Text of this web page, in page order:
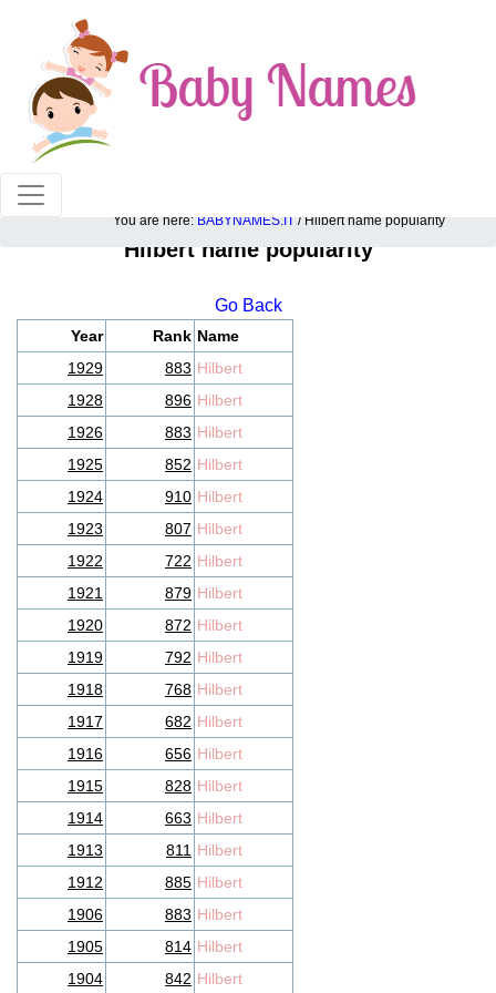
100% American popular baby names!
You are here: BABYNAMES.IT / Hilbert name popularity
Hilbert name popularity
Go Back
Year Rank Name
1929
883 Hilbert
1928
896 Hilbert
1926
883 Hilbert
1925
852 Hilbert
1924
910 Hilbert
1923
807 Hilbert
1922
722 Hilbert
1921
879 Hilbert
1920
872 Hilbert
1919
792 Hilbert
1918
768 Hilbert
1917
682 Hilbert
1916
656 Hilbert
1915
828 Hilbert
1914
663 Hilbert
1913
811 Hilbert
1912
885 Hilbert
1906
883 Hilbert
1905
814 Hilbert
1904
842 Hilbert